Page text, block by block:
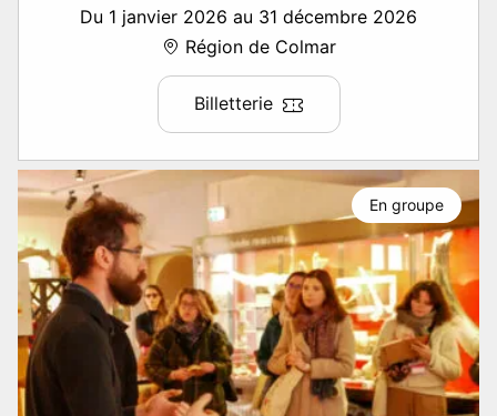
Du 1 janvier 2026 au 31 décembre 2026
Région de Colmar
Billetterie
En groupe